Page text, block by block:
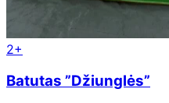
2+
Batutas ”Džiunglės”